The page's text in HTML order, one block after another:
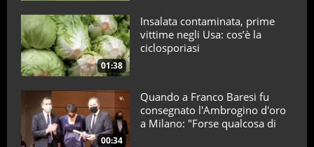
01:38
Insalata contaminata, prime
vittime negli Usa: cos’è la
ciclosporiasi
00:34
Quando a Franco Baresi fu
consegnato l'Ambrogino d'oro
a Milano: "Forse qualcosa di